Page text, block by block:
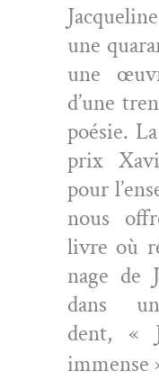
une
une
d’une
poésie.
prix
pour
nous
livre où
nage de
dans
dent, «
immense